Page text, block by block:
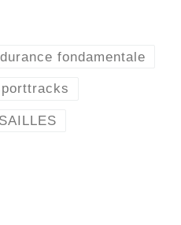
fondamentale